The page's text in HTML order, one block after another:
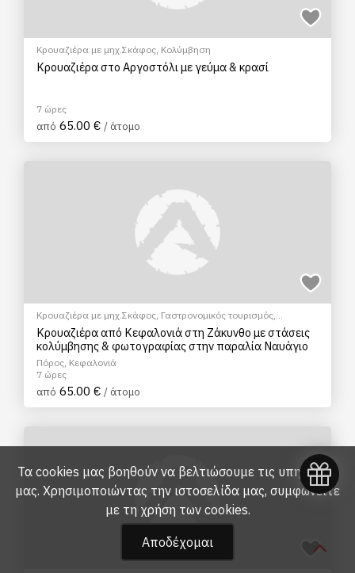
Κρουαζιέρα με μηχ.Σκάφος, Κολύμβηση
Κρουαζιέρα στο Αργοστόλι με γεύμα & κρασί
7 ώρες
από 65.00 € / άτομο
Κρουαζιέρα με μηχ.Σκάφος, Γαστρονομικός τουρισμός,
Ξεναγήσεις/Αξιοθέατα
Κρουαζιέρα από Κεφαλονιά στη Ζάκυνθο με στάσεις
κολύμβησης & φωτογραφίας στην παραλία Ναυάγιο
Πόρος, Κεφαλονιά
7 ώρες
από 65.00 € / άτομο
Τα cookies μας βοηθούν να βελτιώσουμε τις υπηρεσίες
μας. Χρησιμοποιώντας την ιστοσελίδα μας, συμφωνείτε
με τη χρήση των cookies.
Αποδέχομαι